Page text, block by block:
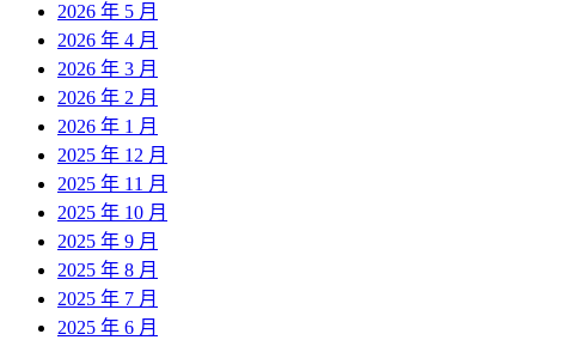
2026 年 5 月
2026 年 4 月
2026 年 3 月
2026 年 2 月
2026 年 1 月
2025 年 12 月
2025 年 11 月
2025 年 10 月
2025 年 9 月
2025 年 8 月
2025 年 7 月
2025 年 6 月